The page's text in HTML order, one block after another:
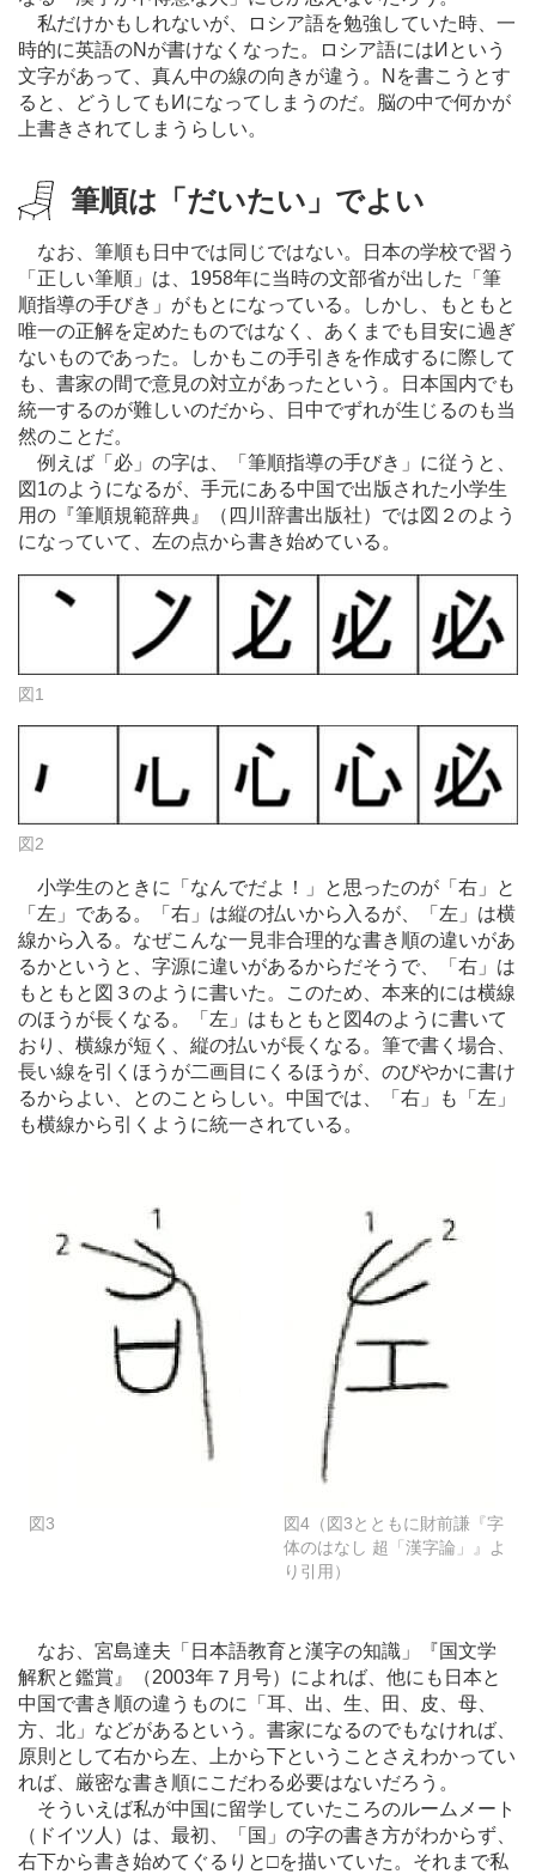
私だけかもしれないが、ロシア語を勉強していた時、一
時的に英語のNが書けなくなった。ロシア語にはИという
文字があって、真ん中の線の向きが違う。Nを書こうとす
ると、どうしてもИになってしまうのだ。脳の中で何かが
上書きされてしまうらしい。
筆順は「だいたい」でよい
なお、筆順も日中では同じではない。日本の学校で習う
「正しい筆順」は、1958年に当時の文部省が出した「筆
順指導の手びき」がもとになっている。しかし、もともと
唯一の正解を定めたものではなく、あくまでも目安に過ぎ
ないものであった。しかもこの手引きを作成するに際して
も、書家の間で意見の対立があったという。日本国内でも
統一するのが難しいのだから、日中でずれが生じるのも当
然のことだ。
例えば「必」の字は、「筆順指導の手びき」に従うと、
図1のようになるが、手元にある中国で出版された小学生
用の『筆順規範辞典』（四川辞書出版社）では図２のよう
になっていて、左の点から書き始めている。
図1
図2
小学生のときに「なんでだよ！」と思ったのが「右」と
「左」である。「右」は縦の払いから入るが、「左」は横
線から入る。なぜこんな一見非合理的な書き順の違いがあ
るかというと、字源に違いがあるからだそうで、「右」は
もともと図３のように書いた。このため、本来的には横線
のほうが長くなる。「左」はもともと図4のように書いて
おり、横線が短く、縦の払いが長くなる。筆で書く場合、
長い線を引くほうが二画目にくるほうが、のびやかに書け
るからよい、とのことらしい。中国では、「右」も「左」
も横線から引くように統一されている。
図3
図4（図3とともに財前謙『字
体のはなし 超「漢字論」』よ
り引用）
なお、宮島達夫「日本語教育と漢字の知識」『国文学
解釈と鑑賞』（2003年７月号）によれば、他にも日本と
中国で書き順の違うものに「耳、出、生、田、皮、母、
方、北」などがあるという。書家になるのでもなければ、
原則として右から左、上から下ということさえわかってい
れば、厳密な書き順にこだわる必要はないだろう。
そういえば私が中国に留学していたころのルームメート
（ドイツ人）は、最初、「国」の字の書き方がわからず、
右下から書き始めてぐるりと□を描いていた。それまで私